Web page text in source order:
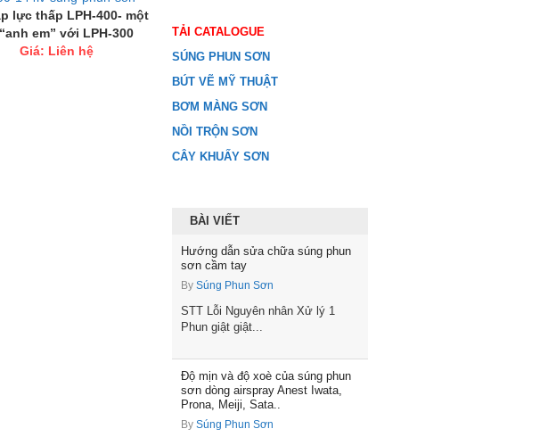
lực thấp LPH-400- một
em” với LPH-300
Giá: Liên hệ
TẢI CATALOGUE
SÚNG PHUN SƠN
BÚT VẼ MỸ THUẬT
BƠM MÀNG SƠN
NỒI TRỘN SƠN
CÂY KHUẤY SƠN
BÀI VIẾT
Hướng dẫn sửa chữa súng phun
sơn cầm tay
By Súng Phun Sơn
STT Lỗi Nguyên nhân Xử lý 1
Phun giật giật...
Độ mịn và độ xoè của súng phun
sơn dòng airspray Anest Iwata,
Prona, Meiji, Sata..
By Súng Phun Sơn